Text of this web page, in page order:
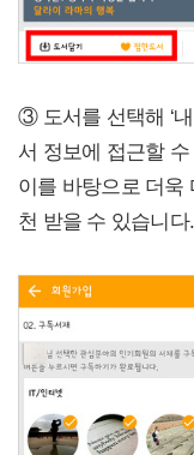
③ 도서를 선택해 ‘
서 정보에 접근할 수
이를 바탕으로 더욱
천 받을 수 있습니다.